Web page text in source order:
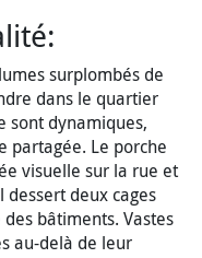
surplombés de
dans le quartier
sont dynamiques,
partagée. Le porche
visuelle sur la rue et
dessert deux cages
des bâtiments. Vastes
au-delà de leur